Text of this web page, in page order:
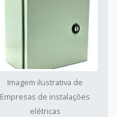
Imagem ilustrativa de
Empresas de instalações
elétricas